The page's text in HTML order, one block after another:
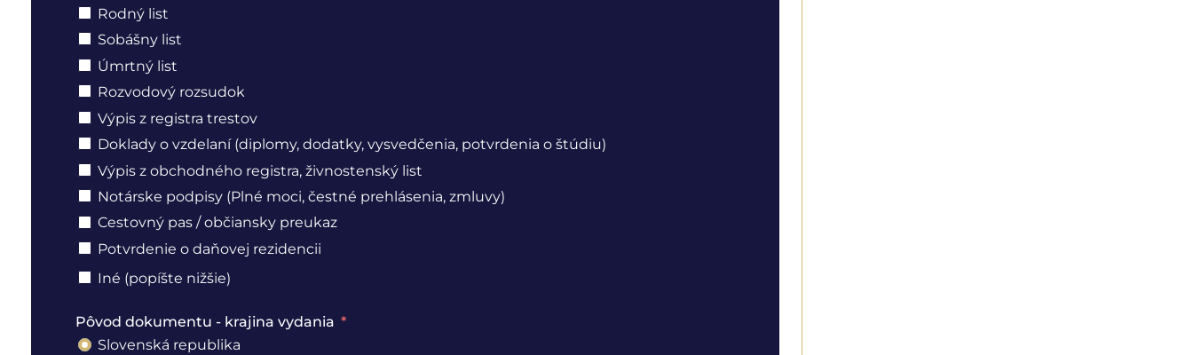
Rodný list
Sobášny list
Úmrtný list
Rozvodový rozsudok
Výpis z registra trestov
Doklady o vzdelaní (diplomy, dodatky, vysvedčenia, potvrdenia o štúdiu)
Výpis z obchodného registra, živnostenský list
Notárske podpisy (Plné moci, čestné prehlásenia, zmluvy)
Cestovný pas / občiansky preukaz
Potvrdenie o daňovej rezidencii
Iné (popíšte nižšie)
Pôvod dokumentu - krajina vydania
Slovenská republika